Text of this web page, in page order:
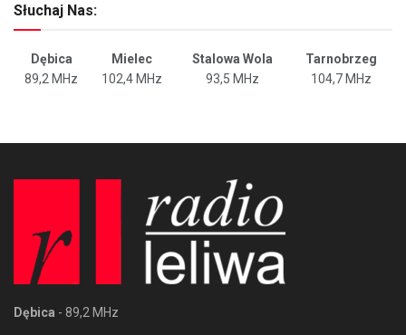
Słuchaj Nas:
Dębica Mielec Stalowa Wola
Tarnobrzeg
89,2 MHz
102,4 MHz 93,5 MHz 104,7 MHz
Dębica - 89,2 MHz